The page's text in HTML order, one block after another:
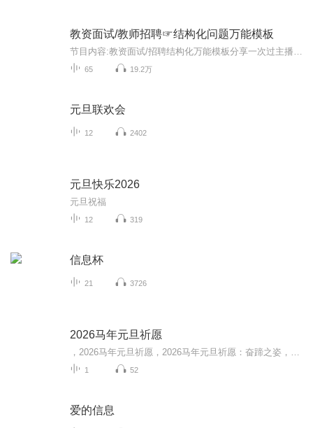
教资面试/教师招聘☞结构化问题万能模板
65 19.2万
元旦联欢会
12 2402
元旦快乐2026
元旦祝福
12 319
信息杯
21 3726
2026马年元旦祈愿
1 52
爱的信息